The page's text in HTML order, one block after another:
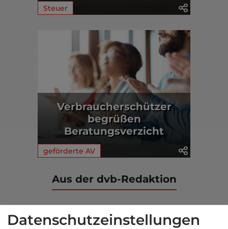
Steuer
Verbraucherschützer
begrüßen
Beratungsverzicht
geförderte AV
Aus der dvb-Redaktion
Datenschutzeinstellungen